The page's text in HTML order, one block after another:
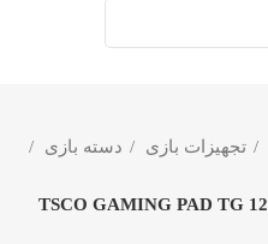
تجهیزات بازی
دسته بازی